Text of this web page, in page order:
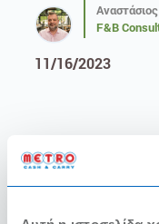
F&B
11/16/2023